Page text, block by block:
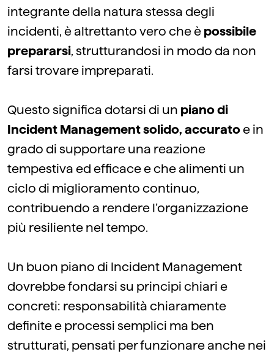
integrante della natura stessa degli
incidenti, è altrettanto vero che è possibile
prepararsi, strutturandosi in modo da non
farsi trovare impreparati.
Questo significa dotarsi di un piano di
Incident Management solido, accuratoe in
grado di supportare una reazione
tempestiva ed efficace e che alimenti un
ciclo di miglioramento continuo,
contribuendo a rendere l’organizzazione
più resiliente nel tempo.
Un buon piano di Incident Management
dovrebbe fondarsi su principi chiari e
concreti: responsabilità chiaramente
definite e processi semplici ma ben
strutturati, pensati per funzionare anche nei